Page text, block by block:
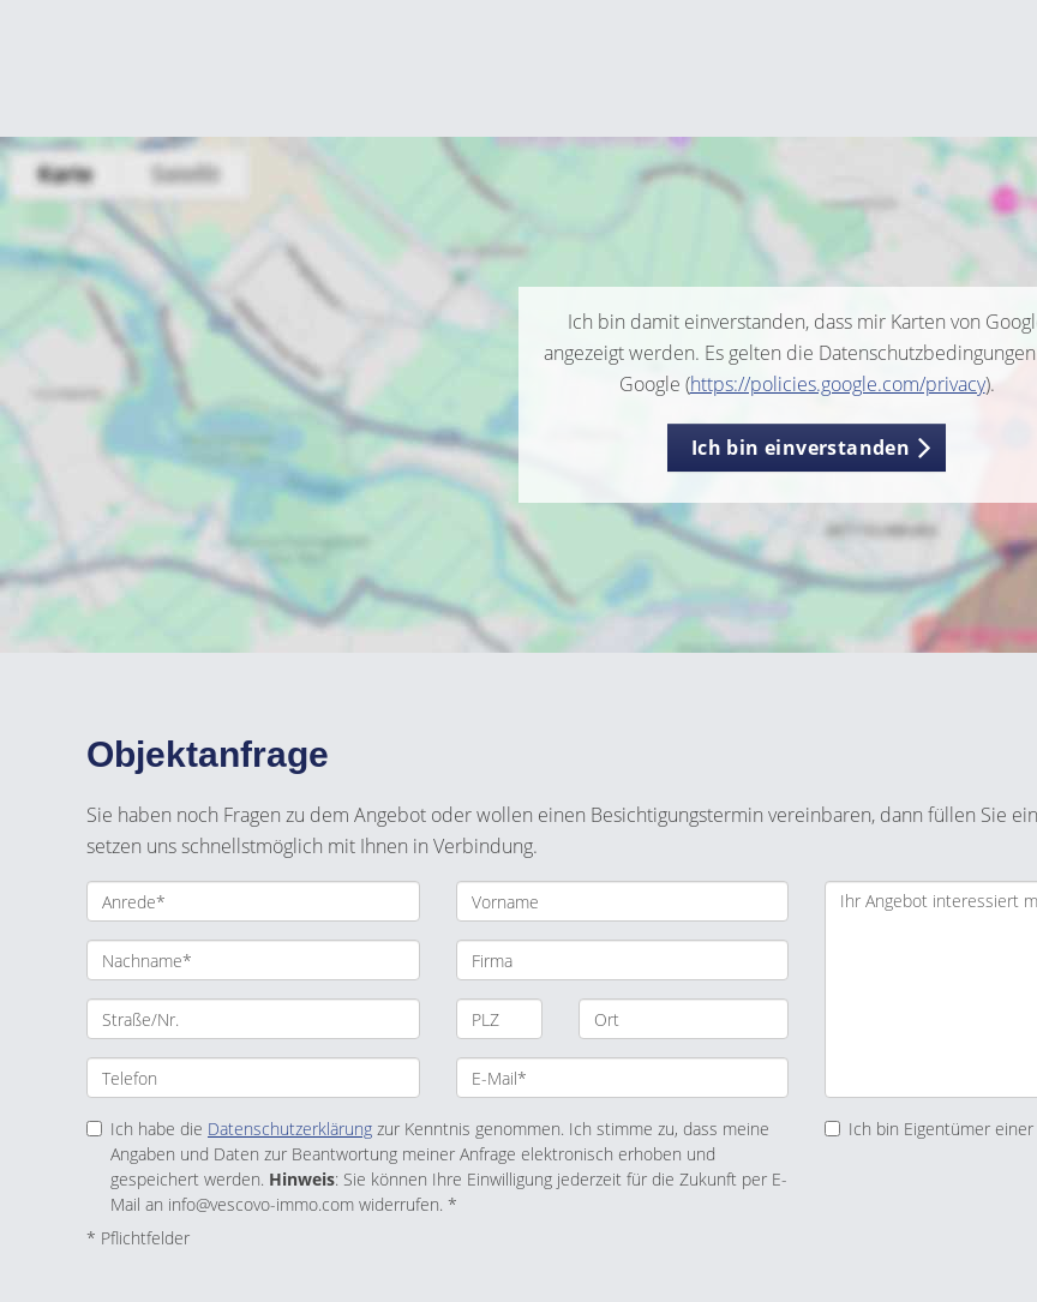
Ich bin damit einverstanden, dass mir Karten von
angezeigt werden. Es gelten die
Google (https://policies.google.com/privacy).
Ich bin einverstanden
Objektanfrage
Sie haben noch Fragen zu dem Angebot oder wollen einen Besichtigungstermin vereinbaren, dann füllen Sie
setzen uns schnellstmöglich mit Ihnen in Verbindung.
Ich habe die Datenschutzerklärung zur Kenntnis genommen. Ich stimme zu, dass meine
Angaben und Daten zur Beantwortung meiner Anfrage elektronisch erhoben und
gespeichert werden. Hinweis: Sie können Ihre Einwilligung jederzeit für die Zukunft per E-
Mail an info@vescovo-immo.com widerrufen. *
Ich bin Eigentümer
* Pflichtfelder